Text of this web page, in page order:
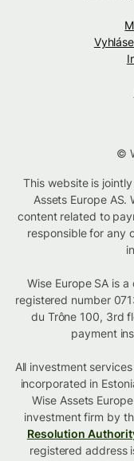
©
This website is
Assets Europe AS.
content related to
responsible for any
Wise Europe SA is
registered number
du Trône 100, 3rd
payment
All investment
incorporated in
Wise Assets
investment firm by
Resolution
registered address